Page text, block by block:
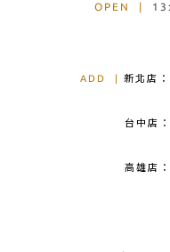
OPEN |
ADD | 新北店：
台中店：台
高雄店：高雄